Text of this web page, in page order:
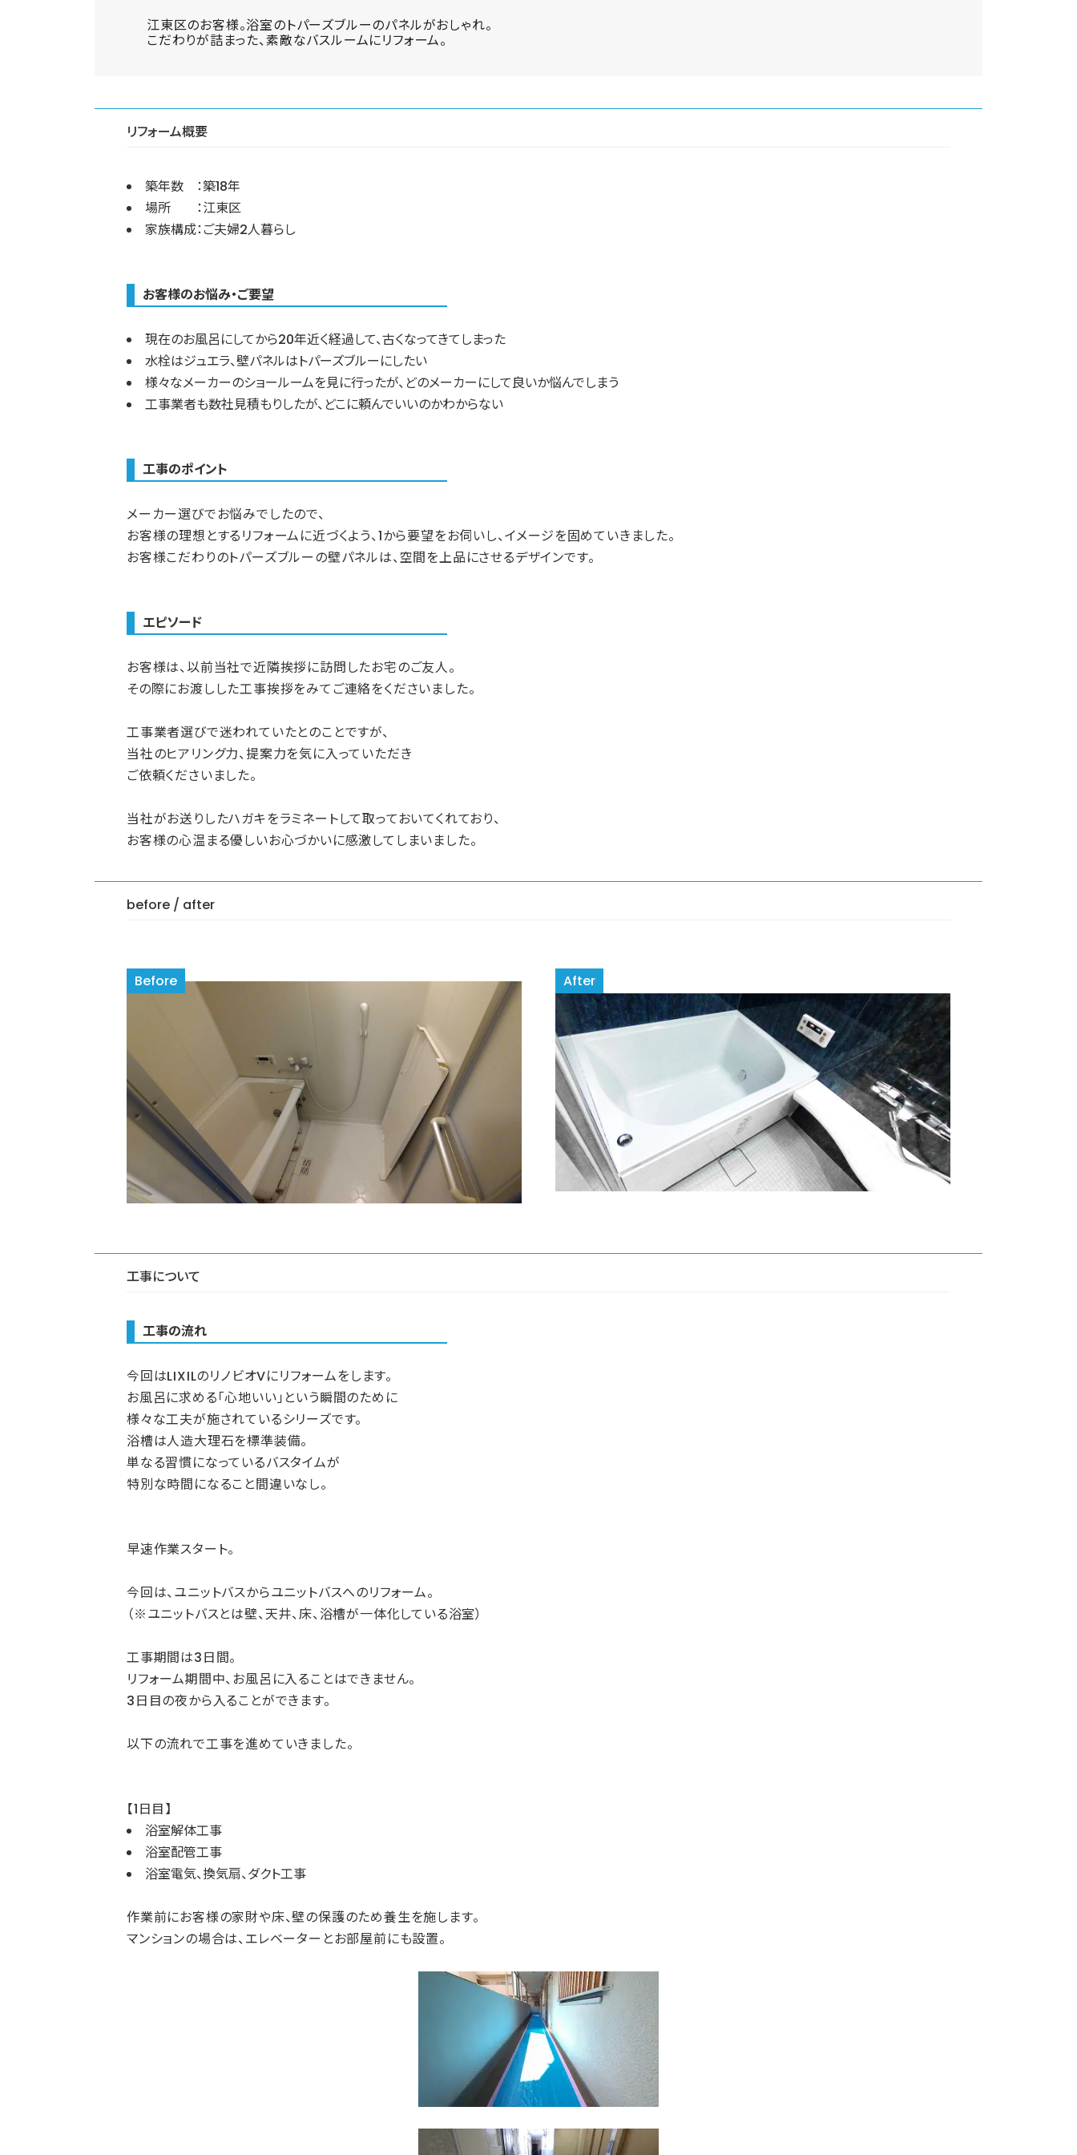
江東区のお客様。浴室のトパーズブルーのパネルがおしゃれ。
こだわりが詰まった、素敵なバスルームにリフォーム。
リフォーム概要
築年数 ：築18年
場所 ：江東区
家族構成：ご夫婦2人暮らし
お客様のお悩み・ご要望
現在のお風呂にしてから20年近く経過して、古くなってきてしまった
水栓はジュエラ、壁パネルはトパーズブルーにしたい
様々なメーカーのショールームを見に行ったが、どのメーカーにして良いか悩んでしまう
工事業者も数社見積もりしたが、どこに頼んでいいのかわからない
工事のポイント
メーカー選びでお悩みでしたので、
お客様の理想とするリフォームに近づくよう、1から要望をお伺いし、イメージを固めていきました。
お客様こだわりのトパーズブルーの壁パネルは、空間を上品にさせるデザインです。
エピソード
お客様は、以前当社で近隣挨拶に訪問したお宅のご友人。
その際にお渡しした工事挨拶をみてご連絡をくださいました。
工事業者選びで迷われていたとのことですが、
当社のヒアリング力、提案力を気に入っていただき
ご依頼くださいました。
当社がお送りしたハガキをラミネートして取っておいてくれており、
お客様の心温まる優しいお心づかいに感激してしまいました。
before / after
工事について
工事の流れ
今回はLIXILのリノビオVにリフォームをします。
お風呂に求める「心地いい」という瞬間のために
様々な工夫が施されているシリーズです。
浴槽は人造大理石を標準装備。
単なる習慣になっているバスタイムが
特別な時間になること間違いなし。
早速作業スタート。
今回は、ユニットバスからユニットバスへのリフォーム。
（※ユニットバスとは壁、天井、床、浴槽が一体化している浴室）
工事期間は3日間。
リフォーム期間中、お風呂に入ることはできません。
3日目の夜から入ることができます。
以下の流れで工事を進めていきました。
【1日目】
浴室解体工事
浴室配管工事
浴室電気、換気扇、ダクト工事
作業前にお客様の家財や床、壁の保護のため養生を施します。
マンションの場合は、エレベーターとお部屋前にも設置。